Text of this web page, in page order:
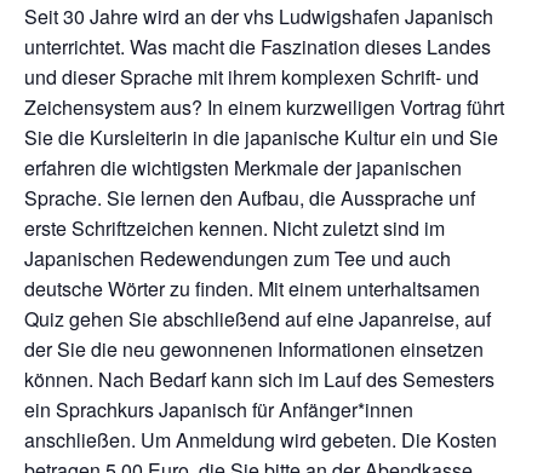
Seit 30 Jahre wird an der vhs Ludwigshafen Japanisch
unterrichtet. Was macht die Faszination dieses Landes
und dieser Sprache mit ihrem komplexen Schrift- und
Zeichensystem aus? In einem kurzweiligen Vortrag führt
Sie die Kursleiterin in die japanische Kultur ein und Sie
erfahren die wichtigsten Merkmale der japanischen
Sprache. Sie lernen den Aufbau, die Aussprache unf
erste Schriftzeichen kennen. Nicht zuletzt sind im
Japanischen Redewendungen zum Tee und auch
deutsche Wörter zu finden. Mit einem unterhaltsamen
Quiz gehen Sie abschließend auf eine Japanreise, auf
der Sie die neu gewonnenen Informationen einsetzen
können. Nach Bedarf kann sich im Lauf des Semesters
ein Sprachkurs Japanisch für Anfänger*innen
anschließen. Um Anmeldung wird gebeten. Die Kosten